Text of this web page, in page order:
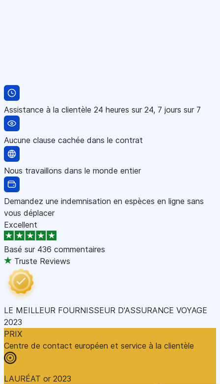
Assistance à la clientèle 24 heures sur 24, 7 jours sur 7
Aucune clause cachée dans le contrat
Nous travaillons dans le monde entier
Demandez une indemnisation en espèces en ligne sans
vous déplacer
Excellent
Basé sur 436 commentaires
Truste Reviews
LE MEILLEUR FOURNISSEUR D'ASSURANCE VOYAGE
2023
PRIX
Centre de contact européen et service à la clientèle
LAURÉAT or 2023